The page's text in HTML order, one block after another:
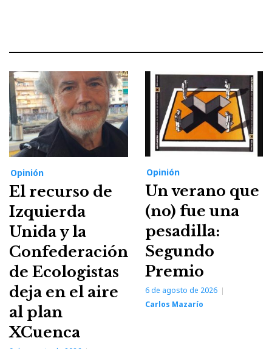
Opinión
El recurso de
Izquierda
Unida y la
Confederación
de Ecologistas
deja en el aire
al plan
XCuenca
Opinión
Un verano que
(no) fue una
pesadilla:
Segundo
Premio
6 de agosto de 2026
Carlos Mazarío